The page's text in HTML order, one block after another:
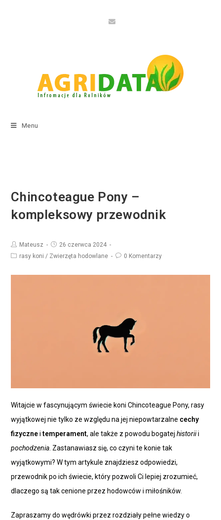
Menu
Chincoteague Pony –
kompleksowy przewodnik
Mateusz
26 czerwca 2024
rasy koni / Zwierzęta hodowlane 0 Komentarzy
Witajcie w fascynującym świecie koni Chincoteague Pony, rasy
wyjątkowej nie tylko ze względu na jej niepowtarzalne cechy
fizyczneitemperament, ale także z powodu bogatejhistoriii
pochodzenia. Zastanawiasz się, co czyni te konie tak
wyjątkowymi? W tym artykule znajdziesz odpowiedzi,
przewodnik po ich świecie, który pozwoli Ci lepiej zrozumieć,
dlaczego są tak cenione przez hodowców i miłośników.
Zapraszamy do wędrówki przez rozdziały pełne wiedzy o